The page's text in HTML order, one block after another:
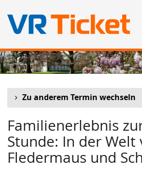
Zum
Haupt-
springen
Zu anderem Termin wechseln
Familienerlebnis
Stunde: In der Welt
Fledermaus und